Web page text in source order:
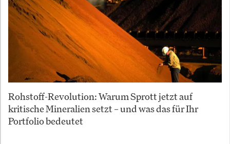
Rohstoff-Revolution: Warum Sprott jetzt auf
kritische Mineralien setzt – und was das für Ihr
Portfolio bedeutet